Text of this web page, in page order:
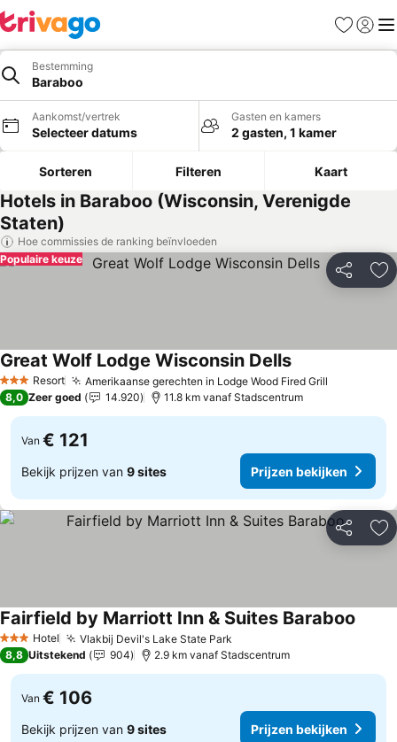
Favorieten
Bestemming
Baraboo
Aankomst/vertrek
Selecteer datums
Gasten en kamers
2 gasten, 1 kamer
Sorteren Filteren Kaart
Hotels in Baraboo (Wisconsin, Verenigde
Staten)
Hoe commissies de ranking beïnvloeden
Delen
Populaire keuze
3 SterrenResort Amerikaanse gerechten in Lodge Wood Fired Grill
Great Wolf Lodge Wisconsin Dells
8,0 Zeer goed 14.920 11.8 km vanaf Stadscentrum
Van € 121
Bekijk prijzen van 9 sites Prijzen bekijken
Delen
3 SterrenHotel Vlakbij Devil's Lake State Park
Fairfield by Marriott Inn & Suites Baraboo
8,8 Uitstekend 904 2.9 km vanaf Stadscentrum
Van € 106
Bekijk prijzen van 9 sites Prijzen bekijken